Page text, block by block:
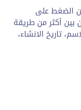
الضغط على
بين أكثر من طريقة
تاريخ الانشاء،